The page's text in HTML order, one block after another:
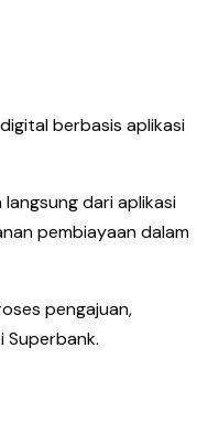
berbasis aplikasi
dari aplikasi
pembiayaan dalam
pengajuan,
Superbank.